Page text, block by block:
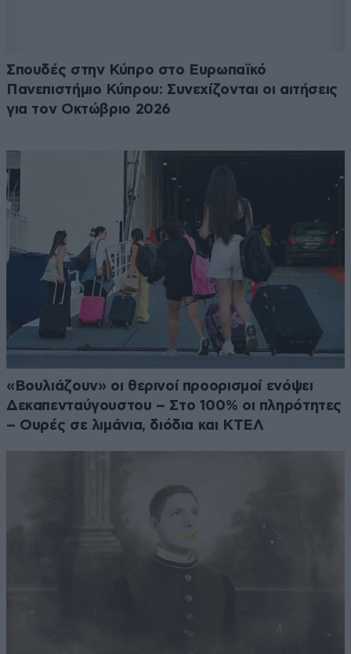
Σπουδές στην Κύπρο στο Ευρωπαϊκό
Πανεπιστήμιο Κύπρου: Συνεχίζονται οι αιτήσεις
για τον Οκτώβριο 2026
«Βουλιάζουν» οι θερινοί προορισμοί ενόψει
Δεκαπενταύγουστου – Στο 100% οι πληρότητες
– Ουρές σε λιμάνια, διόδια και ΚΤΕΛ